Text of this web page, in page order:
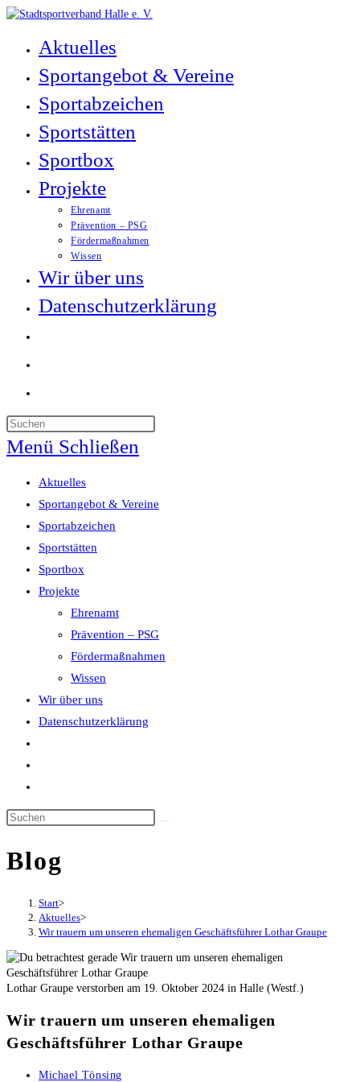
Zum
springenAktuelles
Sportangebot & Vereine
Sportabzeichen
Sportstätten
Sportbox
Projekte
Ehrenamt
Prävention – PSG
Fördermaßnahmen
Wissen
Wir über uns
Datenschutzerklärung
Suche
umschalten
Menü Schließen
Aktuelles
Sportangebot & Vereine
Sportabzeichen
Sportstätten
Sportbox
Projekte
Ehrenamt
Prävention – PSG
Fördermaßnahmen
Wissen
Wir über uns
Datenschutzerklärung
Suche
umschalten
Blog
Start>
Aktuelles>
Wir trauern um unseren ehemaligen Geschäftsführer Lothar Graupe
Lothar Graupe verstorben am 19. Oktober 2024 in Halle (Westf.)
Wir trauern um unseren ehemaligen
Geschäftsführer Lothar Graupe
Beitrags-
Michael Tönsing